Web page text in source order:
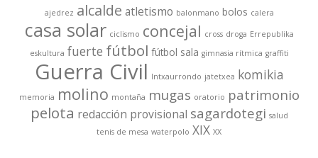
ajedrez alcalde atletismo balonmano bolos calera
casa solar ciclismo concejal cross droga Errepublika
eskultura fuerte fútbol fútbol sala gimnasia rítmica graffiti
Guerra Civil Intxaurrondo jatetxea komikia
memoria molino montaña mugas oratorio patrimonio
pelota redacción provisional sagardotegi salud
tenis de mesa waterpolo XIX XX